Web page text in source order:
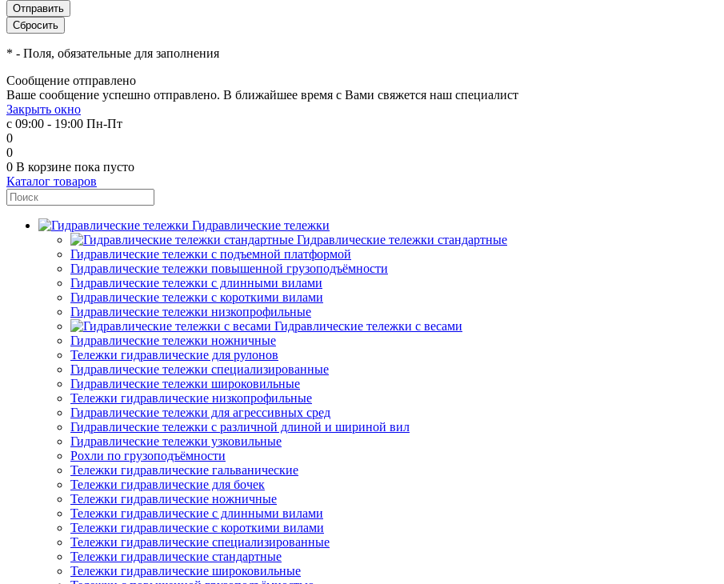
* - Поля, обязательные для заполнения
Сообщение отправлено
Ваше сообщение успешно отправлено. В ближайшее время с Вами свяжется наш специалист
Закрыть окно
с 09:00 - 19:00 Пн-Пт
0
0
0 В корзине пока пусто
Каталог товаров
Гидравлические тележки
Гидравлические тележки стандартные
Гидравлические тележки с подъемной платформой
Гидравлические тележки повышенной грузоподъёмности
Гидравлические тележки с длинными вилами
Гидравлические тележки с короткими вилами
Гидравлические тележки низкопрофильные
Гидравлические тележки с весами
Гидравлические тележки ножничные
Тележки гидравлические для рулонов
Гидравлические тележки специализированные
Гидравлические тележки широковильные
Тележки гидравлические низкопрофильные
Гидравлические тележки для агрессивных сред
Гидравлические тележки с различной длиной и шириной вил
Гидравлические тележки узковильные
Рохли по грузоподъёмности
Тележки гидравлические гальванические
Тележки гидравлические для бочек
Тележки гидравлические ножничные
Тележки гидравлические с длинными вилами
Тележки гидравлические с короткими вилами
Тележки гидравлические специализированные
Тележки гидравлические стандартные
Тележки гидравлические широковильные